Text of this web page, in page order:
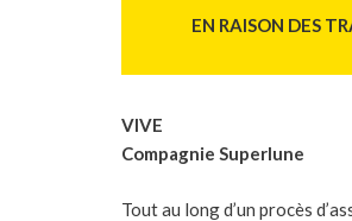
EN RAISON DES
VIVE
Compagnie Superlune
Tout au long d’un procès